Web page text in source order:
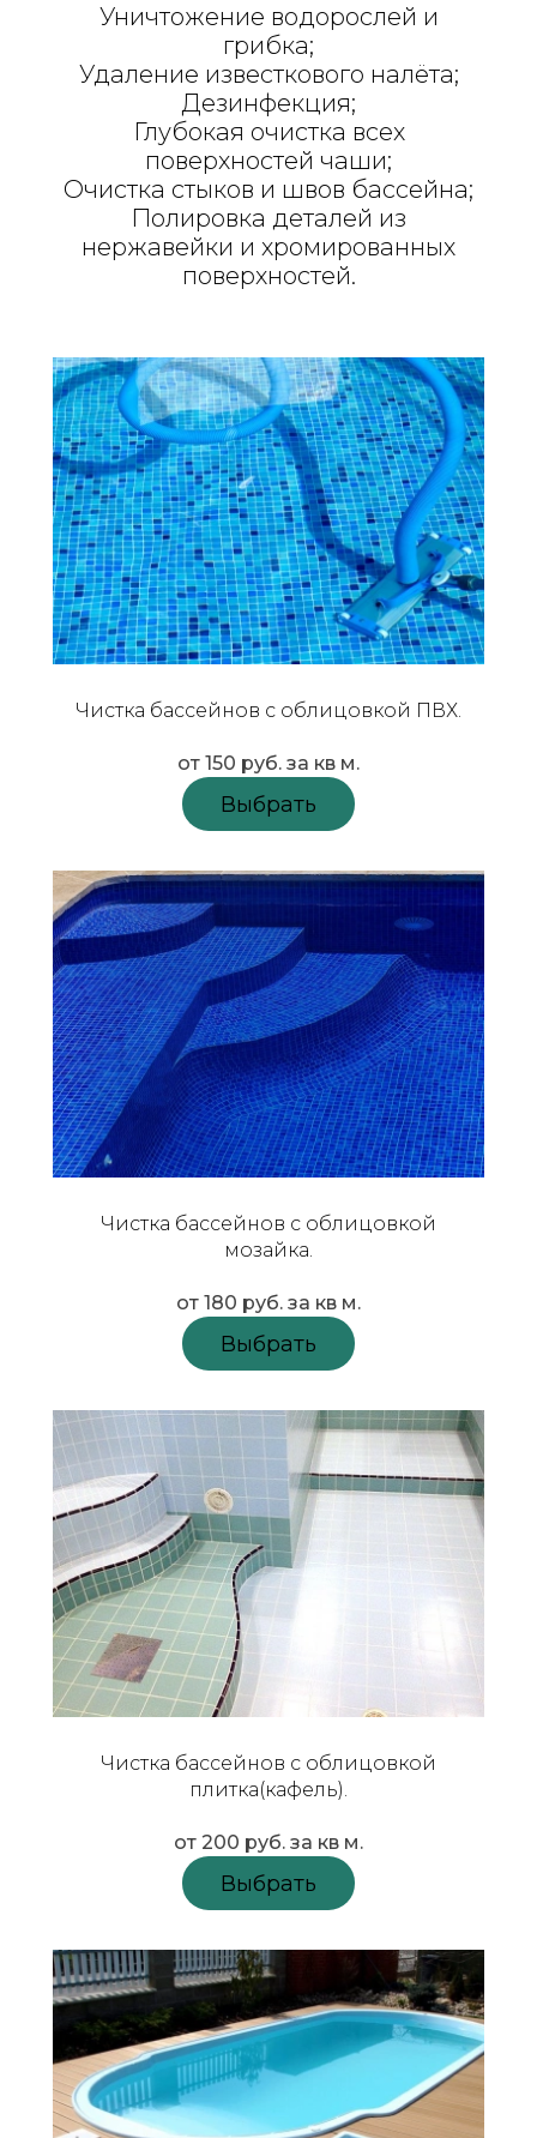
Уничтожение водорослей и
грибка;
Удаление известкового налёта;
Дезинфекция;
Глубокая очистка всех
поверхностей чаши;
Очистка стыков и швов бассейна;
Полировка деталей из
нержавейки и хромированных
поверхностей.
Чистка бассейнов с облицовкой ПВХ.
от 150 руб. за кв м.
Выбрать
Чистка бассейнов с облицовкой
мозайка.
от 180 руб. за кв м.
Выбрать
Чистка бассейнов с облицовкой
плитка(кафель).
от 200 руб. за кв м.
Выбрать